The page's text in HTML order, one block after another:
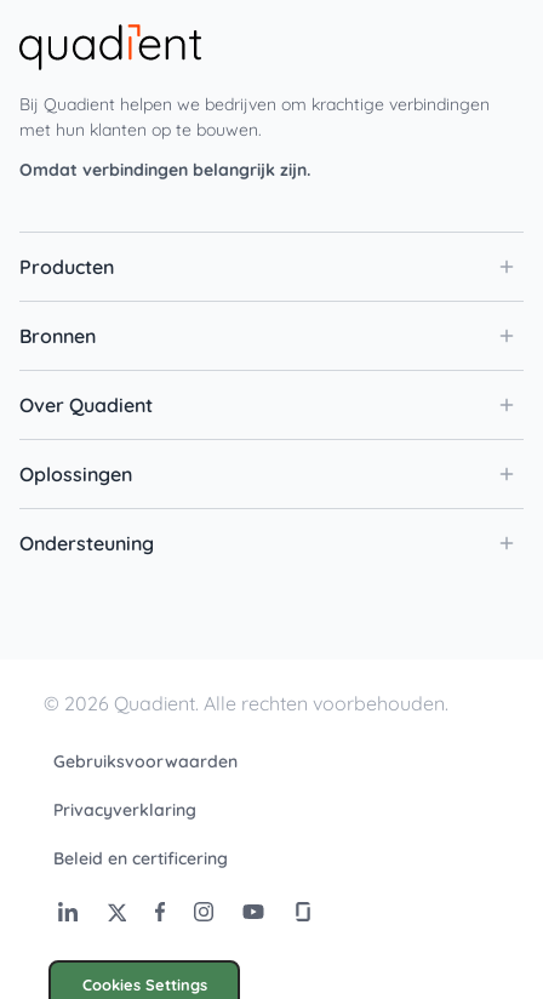
Bij Quadient helpen we bedrijven om krachtige verbindingen
met hun klanten op te bouwen.
Omdat verbindingen belangrijk zijn.
Producten
Bronnen
Over Quadient
Oplossingen
Ondersteuning
© 2026 Quadient. Alle rechten voorbehouden.
Gebruiksvoorwaarden
Privacyverklaring
Beleid en certificering
Cookies Settings